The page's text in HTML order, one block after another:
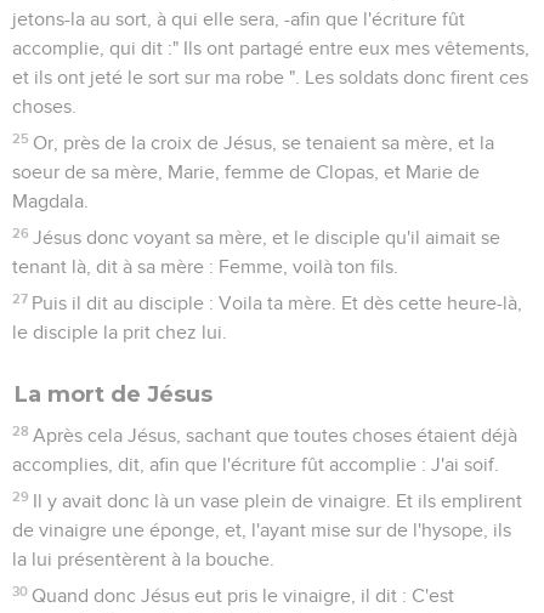
jetons-la au sort, à qui elle sera, -afin que l'écriture fût
accomplie, qui dit :" Ils ont partagé entre eux mes vêtements,
et ils ont jeté le sort sur ma robe ". Les soldats donc firent ces
choses.
25 Or, près de la croix de Jésus, se tenaient sa mère, et la
soeur de sa mère, Marie, femme de Clopas, et Marie de
Magdala.
26 Jésus donc voyant sa mère, et le disciple qu'il aimait se
tenant là, dit à sa mère : Femme, voilà ton fils.
27 Puis il dit au disciple : Voila ta mère. Et dès cette heure-là,
le disciple la prit chez lui.
La mort de Jésus
28 Après cela Jésus, sachant que toutes choses étaient déjà
accomplies, dit, afin que l'écriture fût accomplie : J'ai soif.
29 Il y avait donc là un vase plein de vinaigre. Et ils emplirent
de vinaigre une éponge, et, l'ayant mise sur de l'hysope, ils
la lui présentèrent à la bouche.
30 Quand donc Jésus eut pris le vinaigre, il dit : C'est